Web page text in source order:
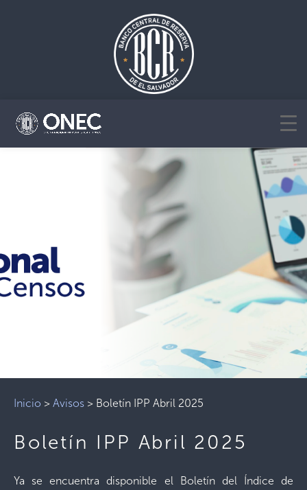
Inicio > Avisos > Boletín IPP Abril 2025
Boletín IPP Abril 2025
Ya se encuentra disponible el Boletín del Índice de